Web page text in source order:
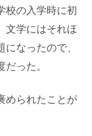
校の入学時に初
文学にはそれほ
なったので、
った。
められたことが